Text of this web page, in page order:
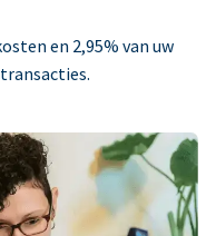
en 2,95% van uw